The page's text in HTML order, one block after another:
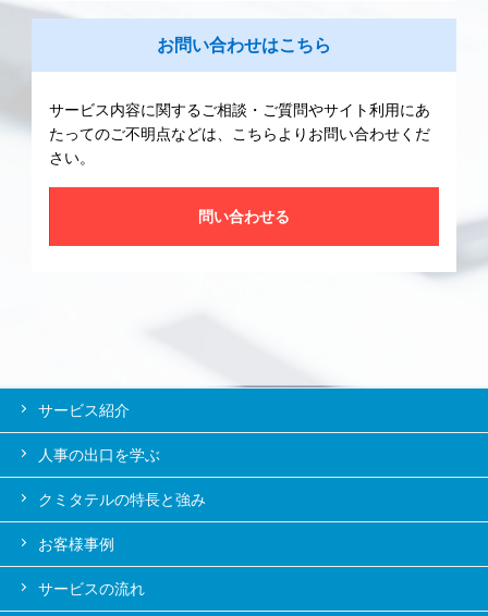
お問い合わせはこちら
サービス内容に関するご相談・ご質問やサイト利用にあ
たってのご不明点などは、こちらよりお問い合わせくだ
さい。
問い合わせる
サービス紹介
人事の出口を学ぶ
クミタテルの特長と強み
お客様事例
サービスの流れ